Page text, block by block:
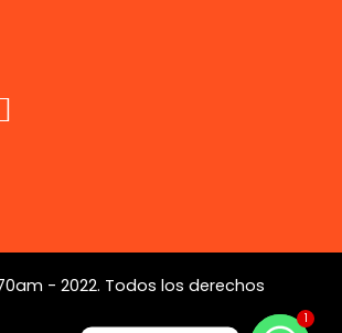
- 2022. Todos los derechos
1